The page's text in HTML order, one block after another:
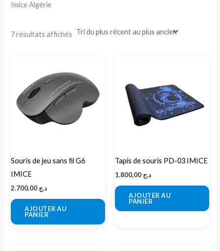
Imice Algérie
7 résultats affichés
Souris de jeu sans fil G6
IMICE
د.ج
AJOUTER AU
PANIER
Tapis de souris PD-03 IMICE
د.ج
AJOUTER AU
PANIER